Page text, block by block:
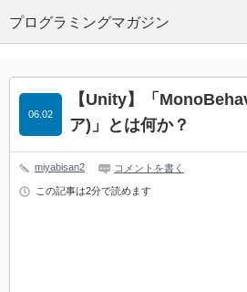
プログラミングマガジン
【Unity】「
ア)」とは何か？
06.02
miyabisan2 コメントを書く
この記事は2分で読めます